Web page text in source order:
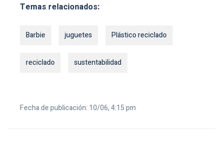
Temas relacionados:
Barbie juguetes Plástico reciclado
reciclado sustentabilidad
Fecha de publicación: 10/06, 4:15 pm